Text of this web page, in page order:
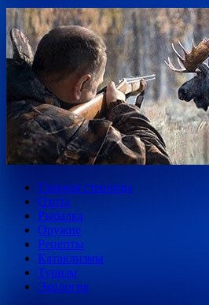
Главная страница
Охота
Рыбалка
Оружие
Рецепты
Катаклизмы
Туризм
Экология